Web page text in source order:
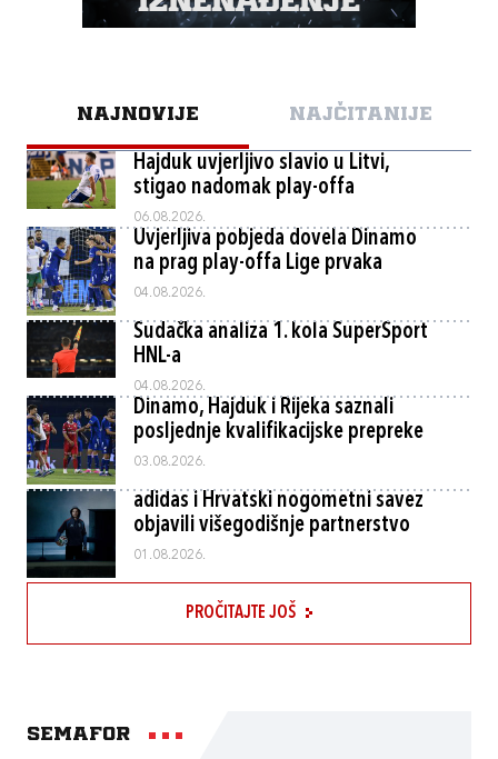
NAJNOVIJE NAJČITANIJE
Hajduk uvjerljivo slavio u Litvi,
stigao nadomak play-offa
06.08.2026.
Uvjerljiva pobjeda dovela Dinamo
na prag play-offa Lige prvaka
04.08.2026.
Sudačka analiza 1. kola SuperSport
HNL-a
04.08.2026.
Dinamo, Hajduk i Rijeka saznali
posljednje kvalifikacijske prepreke
03.08.2026.
adidas i Hrvatski nogometni savez
objavili višegodišnje partnerstvo
01.08.2026.
PROČITAJTE JOŠ
Semafor